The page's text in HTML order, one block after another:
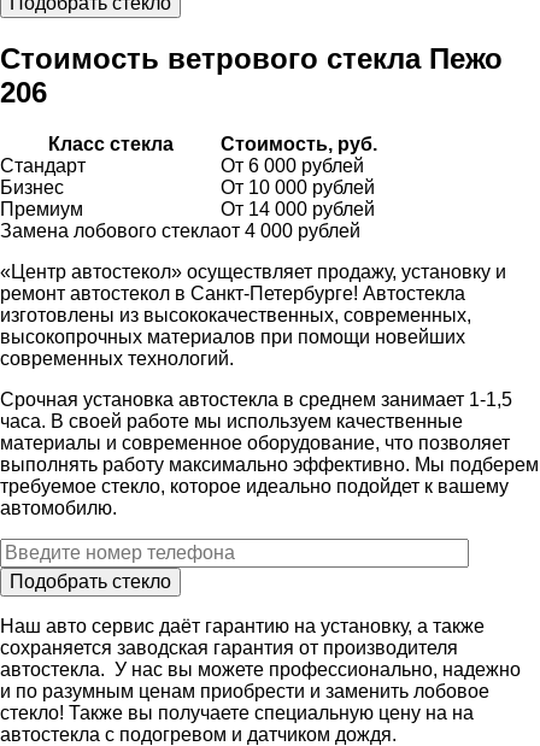
Стоимость ветрового стекла Пежо
206
Класс стекла
Стоимость, руб.
Стандарт
От 6 000 рублей
Бизнес
От 10 000 рублей
Премиум
От 14 000 рублей
Замена лобового стеклаот 4 000 рублей
«Центр автостекол» осуществляет продажу, установку и
ремонт автостекол в Санкт-Петербурге! Автостекла
изготовлены из высококачественных, современных,
высокопрочных материалов при помощи новейших
современных технологий.
Срочная установка автостекла в среднем занимает 1-1,5
часа. В своей работе мы используем качественные
материалы и современное оборудование, что позволяет
выполнять работу максимально эффективно. Мы подберем
требуемое стекло, которое идеально подойдет к вашему
автомобилю.
Наш авто сервис даёт гарантию на установку, а также
сохраняется заводская гарантия от производителя
автостекла. У нас вы можете профессионально, надежно
и по разумным ценам приобрести и заменить лобовое
стекло! Также вы получаете специальную цену на на
автостекла с подогревом и датчиком дождя.